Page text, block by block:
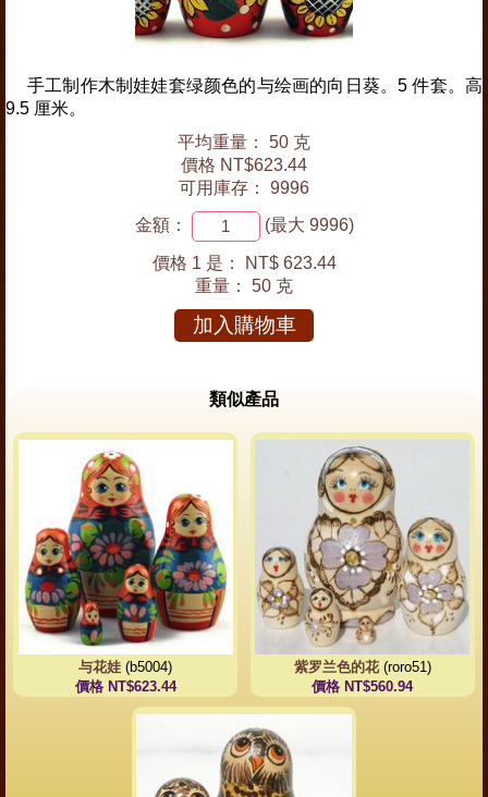
手工制作木制娃娃套绿颜色的与绘画的向日葵。5 件套。高
9.5 厘米。
平均重量： 50 克
價格 NT$623.44
可用庫存： 9996
金額： (最大 9996)
價格 1 是：
NT$ 623.44
重量： 50 克
加入購物車
類似產品
与花娃 (b5004)
價格 NT$623.44
紫罗兰色的花(roro51)
價格 NT$560.94